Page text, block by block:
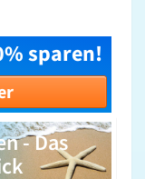
sparen!
- Das